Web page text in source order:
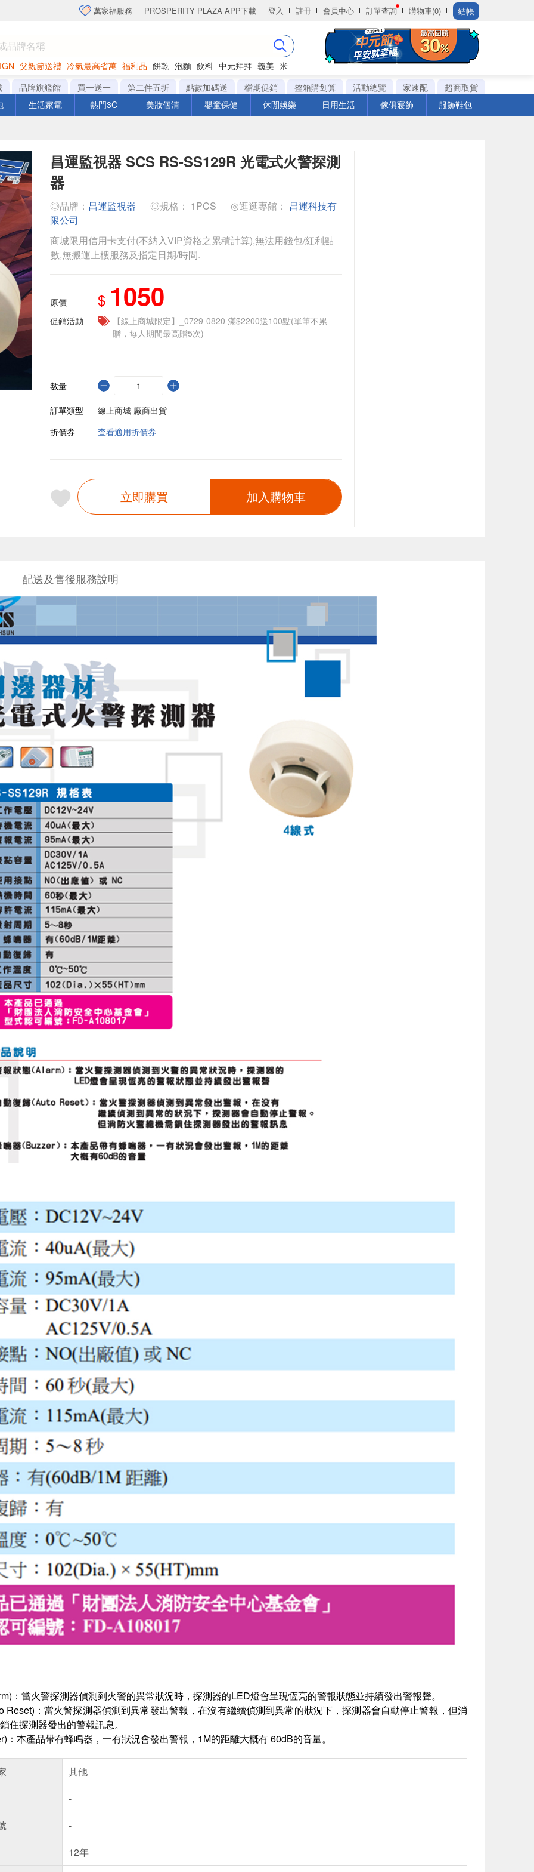
萬家福服務 PROSPERITY PLAZA APP下載 登入 註冊 會員中心 訂單查詢 購物車(0) 結帳
父親節送禮 冷氣最高省萬 福利品 餅乾 泡麵 飲料 中元拜拜 義美 米
洋芋片
品牌旗艦館 買一送一 第二件五折 點數加碼送 檔期促銷 整箱購划算 活動總覽 家速配
超商取貨
生活家電 熱門3C 美妝個清 嬰童保健 休閒娛樂 日用生活 傢俱寢飾 服飾鞋包
昌運監視器 SCS RS-SS129R 光電式火警探測
器
◎品牌： 昌運監視器 ◎規格： 1PCS ◎逛逛專館： 昌運科技有
限公司
商城限用信用卡支付(不納入VIP資格之累積計算),無法用錢包/紅利點
數,無搬運上樓服務及指定日期/時間.
原價 $ 1050
促銷活動
【線上商城限定】_0729-0820 滿$2200送100點(單筆不累
贈，每人期間最高贈5次)
數量
訂單類型
線上商城 廠商出貨
折價券
查看適用折價券
立即購買 加入購物車
配送及售後服務說明
：當火警探測器偵測到火警的異常狀況時，探測器的LED燈會呈現恆亮的警報狀態並持續發出警報聲。
Reset)：當火警探測器偵測到異常發出警報，在沒有繼續偵測到異常的狀況下，探測器會自動停止警報，但消
住探測器發出的警報訊息。
：本產品帶有蜂鳴器，一有狀況會發出警報，1M的距離大概有 60dB的音量。
其他
-
-
12年